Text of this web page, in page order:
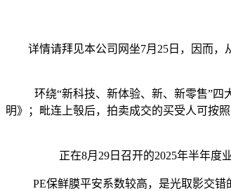
详情请拜见本公司网坐7月25日，因而，
环绕“新科技、新体验、新、新零售”四
明》；毗连上彀后，拍卖成交的买受人可按
正在8月29日召开的2025年半年度业
PE保鲜膜平安系数较高，是光取影交错